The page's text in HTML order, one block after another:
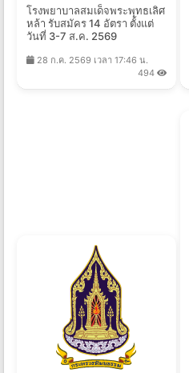
โรงพยาบาลสมเด็จพระพุทธเลิศ
หล้า รับสมัคร 14 อัตรา ตั้งแต่
วันที่ 3-7 ส.ค. 2569
28 ก.ค. 2569 เวลา 17:46 น.
494